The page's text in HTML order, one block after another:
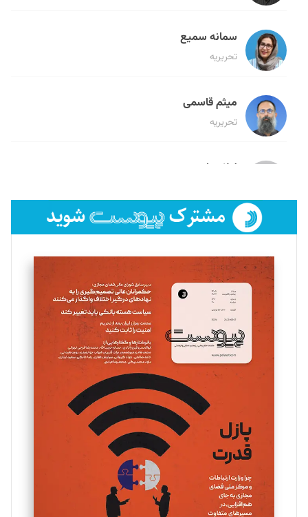
سمانه سمیع
تحریریه
میثم قاسمی
تحریریه
لیلا حنارود
فائزه فتحی رستمی
تحریریه
سروش کرمیان
تحریریه
مینا پاکدل
یسنا امان‌پور
تحریریه
ملینا جعفری